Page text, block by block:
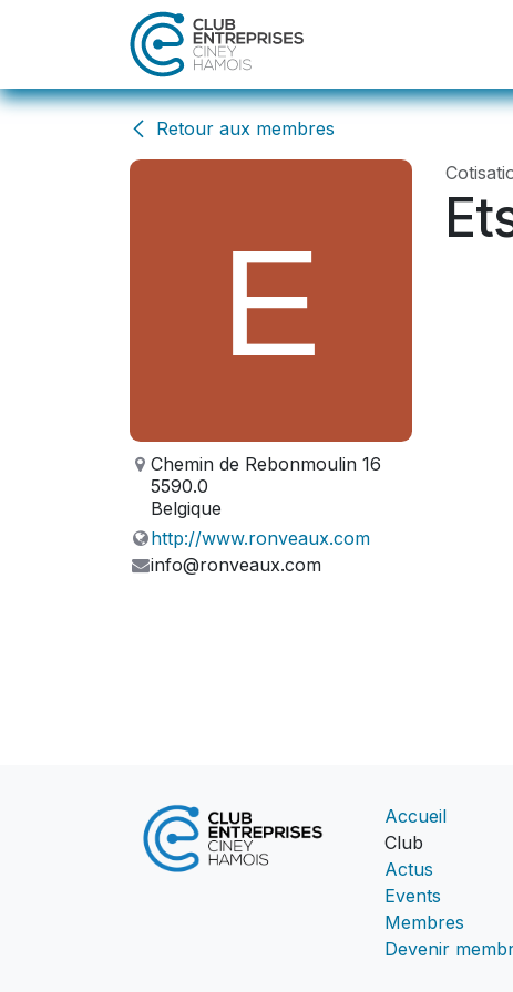
Se rendre au contenu
Retour aux membres
Chemin de Rebonmoulin 16
5590.0
Belgique
http://www.ronveaux.com
info@ronveaux.com
Accueil
Club
Actus
Events
Membres
Devenir